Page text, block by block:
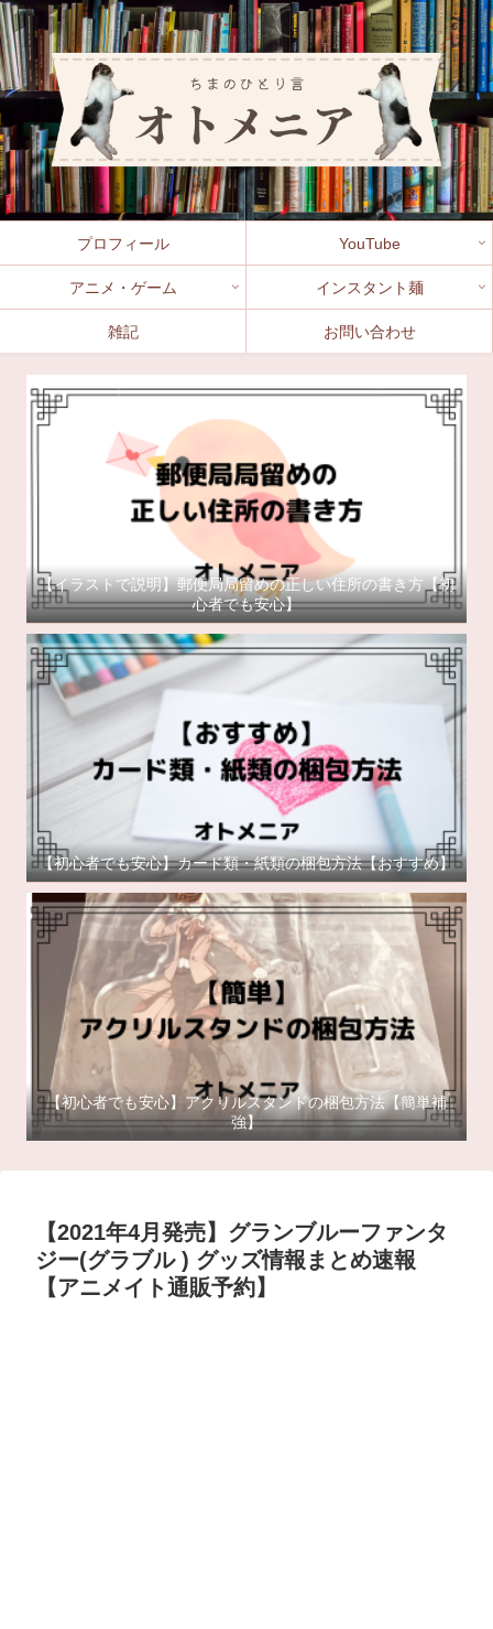
プロフィール YouTube
アニメ・ゲーム インスタント麺
雑記 お問い合わせ
【イラストで説明】郵便局局留めの正しい住所の書き方【初
心者でも安心】
【初心者でも安心】カード類・紙類の梱包方法【おすすめ】
【初心者でも安心】アクリルスタンドの梱包方法【簡単補
強】
【2021年4月発売】グランブルーファンタ
ジー(グラブル ) グッズ情報まとめ速報
【アニメイト通販予約】